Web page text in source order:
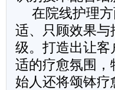
在院线护理
适、只顾效果
级。打造出让
适的疗愈氛围
始人还将颂钵